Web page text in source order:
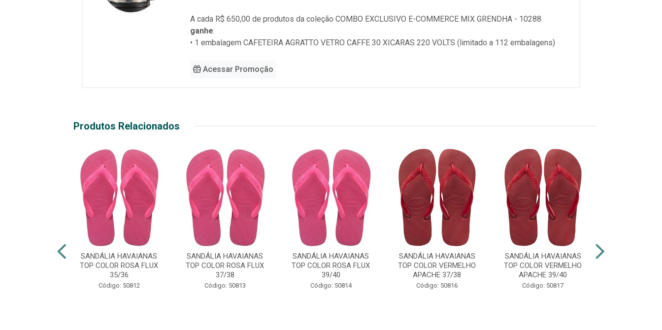
A cada R$ 650,00 de produtos da coleçãoCOMBO EXCLUSIVO E-COMMERCE MIX GRENDHA - 10288
ganhe:
• 1 embalagem CAFETEIRA AGRATTO VETRO CAFFE 30 XICARAS 220 VOLTS (limitado a 112 embalagens)
Acessar Promoção
Produtos Relacionados
SANDÁLIA HAVAIANAS
TOP COLOR ROSA FLUX
35/36
Código: 50812
SANDÁLIA HAVAIANAS
TOP COLOR ROSA FLUX
37/38
Código: 50813
SANDÁLIA HAVAIANAS
TOP COLOR ROSA FLUX
39/40
Código: 50814
SANDÁLIA HAVAIANAS
TOP COLOR VERMELHO
APACHE 37/38
Código: 50816
SANDÁLIA HAVAIANAS
TOP COLOR VERMELHO
APACHE 39/40
Código: 50817